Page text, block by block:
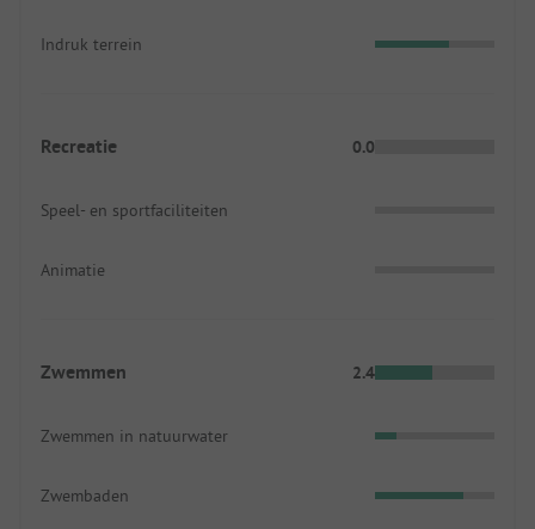
Indruk terrein
Recreatie 0.0
Speel- en sportfaciliteiten
Animatie
Zwemmen 2.4
Zwemmen in natuurwater
Zwembaden